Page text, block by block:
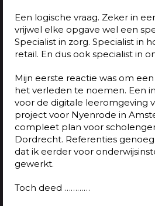
Een logische vraag. Zeker in
vrijwel elke opgave wel een
Specialist in zorg. Specialist in
retail. En dus ook specialist in
Mijn eerste reactie was om
het verleden te noemen. Een
voor de digitale leeromgeving
project voor Nyenrode in
compleet plan voor
Dordrecht. Referenties
dat ik eerder voor
gewerkt.
Toch deed …………